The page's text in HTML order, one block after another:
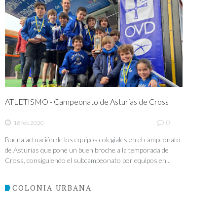
ATLETISMO - Campeonato de Asturias de Cross
18 feb 2020 0
Buena actuación de los equipos colegiales en el campeonato
de Asturias que pone un buen broche a la temporada de
Cross, consiguiendo el subcampeonato por equipos en...
COLONIA URBANA